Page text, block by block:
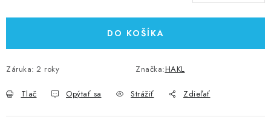
DO KOŠÍKA
Záruka: 2 roky Značka:HAKL
Tlač Opýtať sa Strážiť Zdieľať